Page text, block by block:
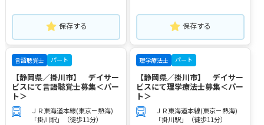
保存する 保存する
言語聴覚士 パート
【静岡県／掛川市】 デイサー
ビスにて言語聴覚士募集＜パー
ト＞
ＪＲ東海道本線(東京－熱海)
「掛川駅」（徒歩11分）
理学療法士 パート
【静岡県／掛川市】 デイサー
ビスにて理学療法士募集＜パー
ト＞
ＪＲ東海道本線(東京－熱海)
「掛川駅」（徒歩11分）